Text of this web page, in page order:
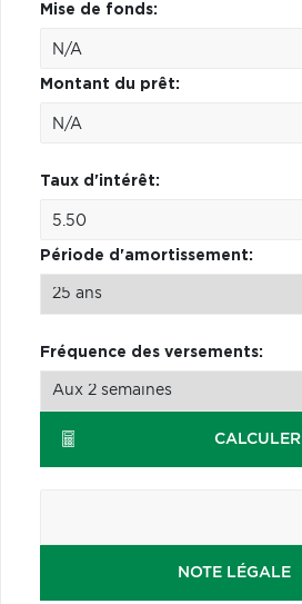
Mise de fonds:
Montant du prêt:
Taux d'intérêt:
Période d'amortissement:
Fréquence des versements:
CALCULER
NOTE LÉGALE